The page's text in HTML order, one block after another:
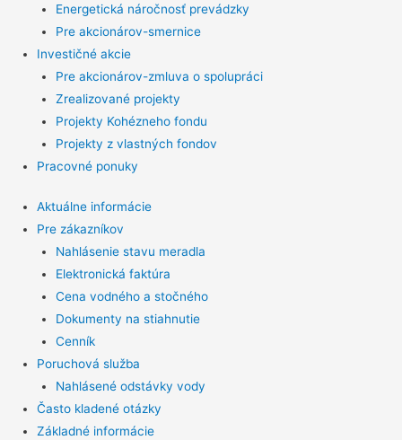
Energetická náročnosť prevádzky
Pre akcionárov-smernice
Investičné akcie
Pre akcionárov-zmluva o spolupráci
Zrealizované projekty
Projekty Kohézneho fondu
Projekty z vlastných fondov
Pracovné ponuky
Aktuálne informácie
Pre zákazníkov
Nahlásenie stavu meradla
Elektronická faktúra
Cena vodného a stočného
Dokumenty na stiahnutie
Cenník
Poruchová služba
Nahlásené odstávky vody
Často kladené otázky
Základné informácie